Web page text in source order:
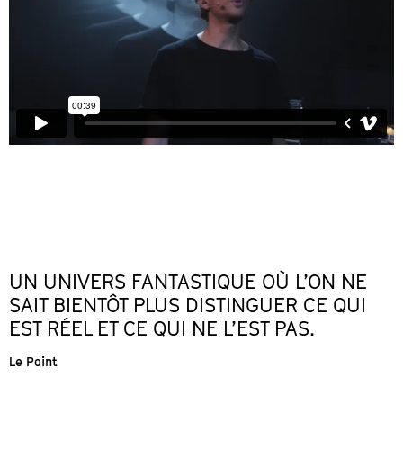
UN UNIVERS FANTASTIQUE OÙ L’ON NE
SAIT BIENTÔT PLUS DISTINGUER CE QUI
EST RÉEL ET CE QUI NE L’EST PAS.
Le Point